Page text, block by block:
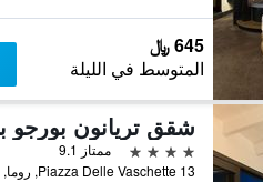
645 ﷼
المتوسط في الليلة
4 نجوم
ممتاز 9.1
Piazza Delle Vaschette 13, روما, إيطاليا